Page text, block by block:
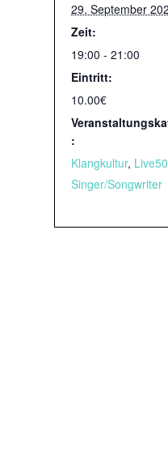
29. September
Zeit:
19:00 - 21:00
Eintritt:
10.00€
:
Klangkultur,
Singer/Songwriter